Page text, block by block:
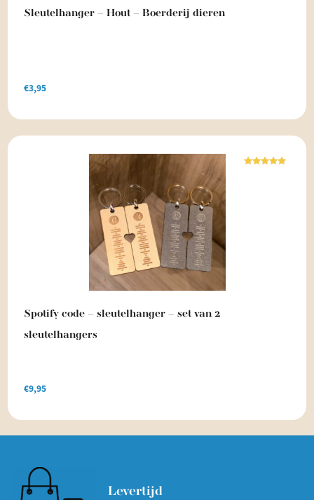
Sleutelhanger – Hout – Boerderij dieren
€3,95
Spotify code – sleutelhanger – set van 2
sleutelhangers
€9,95
Levertijd